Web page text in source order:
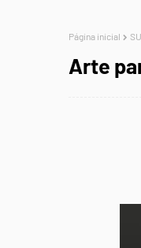
Página inicial
Arte